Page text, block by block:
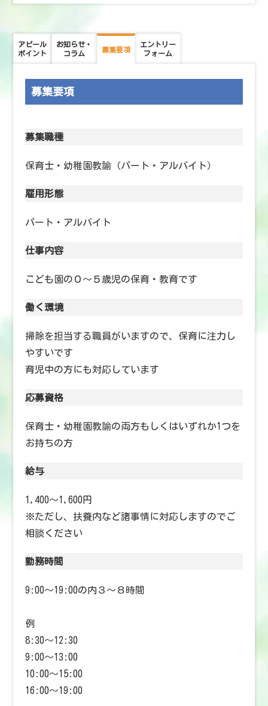
アピール
ポイント
お知らせ・
コラム
募集要項
エントリー
フォーム
募集要項
募集職種
保育士・幼稚園教諭（パート・アルバイト）
雇用形態
パート・アルバイト
仕事内容
こども園の０〜５歳児の保育・教育です
働く環境
掃除を担当する職員がいますので、保育に注力し
やすいです
育児中の方にも対応しています
応募資格
保育士・幼稚園教諭の両方もしくはいずれか1つを
お持ちの方
給与
1,400〜1,600円
※ただし、扶養内など諸事情に対応しますのでご
相談ください
勤務時間
9:00〜19:00の内３〜８時間
例
8:30〜12:30
9:00〜13:00
10:00〜15:00
16:00〜19:00